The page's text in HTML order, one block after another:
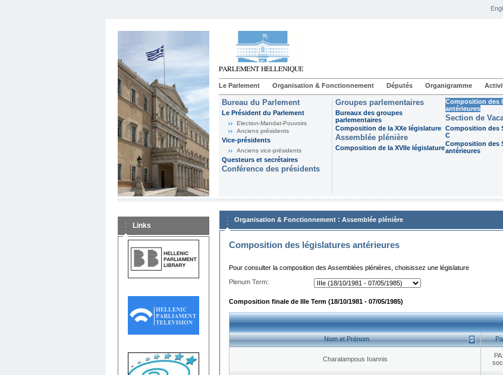
Le Parlement Organisation & Fonctionnement Députés Organigramme
Bureau du Parlement
Le Président du Parlement
Election-Mandat-Pouvoirs
Anciens présidents
Vice-présidents
Anciens vice-présidents
Questeurs et secrétaires
Conférence des présidents
Groupes parlementaires
Bureaux des groupes
parlementaires
Composition de la XXe législature
Assemblée plénière
Composition de la XVIIe législature
Composition des
antérieures
Section de
Composition des
C
Composition des
antérieures
Links
Organisation & Fonctionnement : Assemblée plénière
Composition des législatures antérieures
Pour consulter la composition des Assemblées plénières, choisissez une législature
Plenum Term:
Composition finale de IIIe Term (18/10/1981 - 07/05/1985)
Nom et Prénom
Charalampous Ioannis